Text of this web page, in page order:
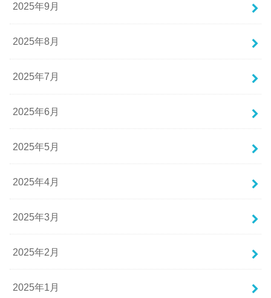
2025年9月
2025年8月
2025年7月
2025年6月
2025年5月
2025年4月
2025年3月
2025年2月
2025年1月